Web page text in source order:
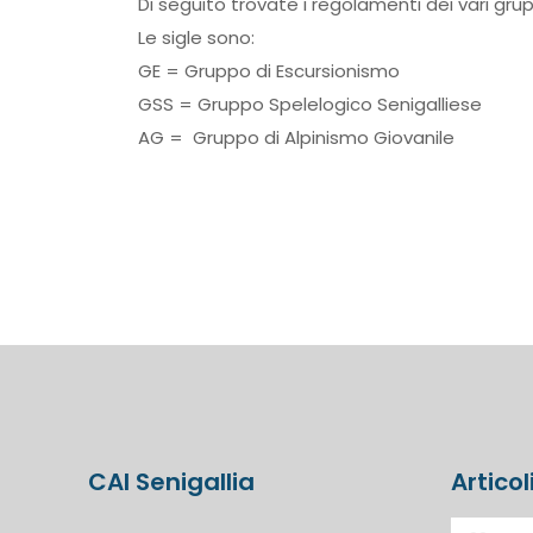
Le sigle sono:
GE = Gruppo di Escursionismo
GSS = Gruppo Spelelogico Senigalliese
AG = Gruppo di Alpinismo Giovanile
CAI Senigallia